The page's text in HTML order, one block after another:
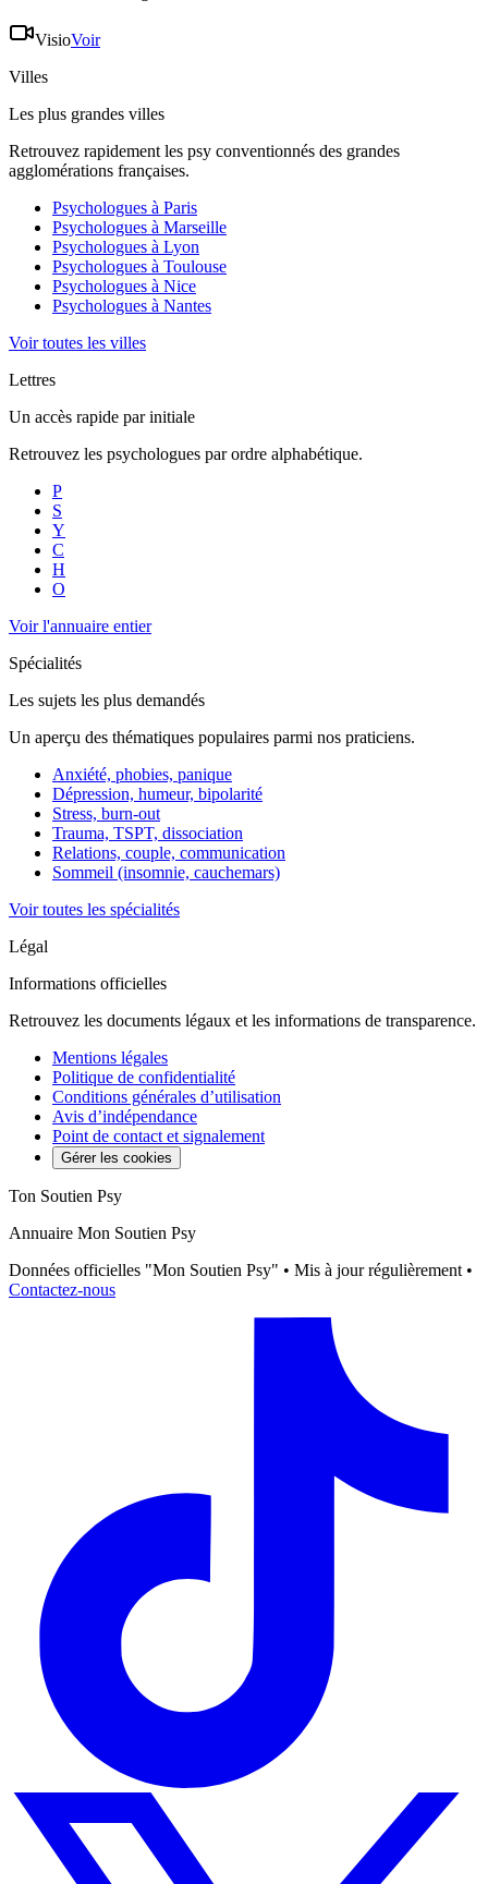
VisioVoir
Villes
Les plus grandes villes
Retrouvez rapidement les psy conventionnés des grandes
agglomérations françaises.
Psychologues à Paris
Psychologues à Marseille
Psychologues à Lyon
Psychologues à Toulouse
Psychologues à Nice
Psychologues à Nantes
Voir toutes les villes
Lettres
Un accès rapide par initiale
Retrouvez les psychologues par ordre alphabétique.
P
S
Y
C
H
O
Voir l'annuaire entier
Spécialités
Les sujets les plus demandés
Un aperçu des thématiques populaires parmi nos praticiens.
Anxiété, phobies, panique
Dépression, humeur, bipolarité
Stress, burn-out
Trauma, TSPT, dissociation
Relations, couple, communication
Sommeil (insomnie, cauchemars)
Voir toutes les spécialités
Légal
Informations officielles
Retrouvez les documents légaux et les informations de transparence.
Mentions légales
Politique de confidentialité
Conditions générales d’utilisation
Avis d’indépendance
Point de contact et signalement
Gérer les cookies
Ton Soutien Psy
Annuaire Mon Soutien Psy
Données officielles "Mon Soutien Psy" • Mis à jour régulièrement •
Contactez-nous